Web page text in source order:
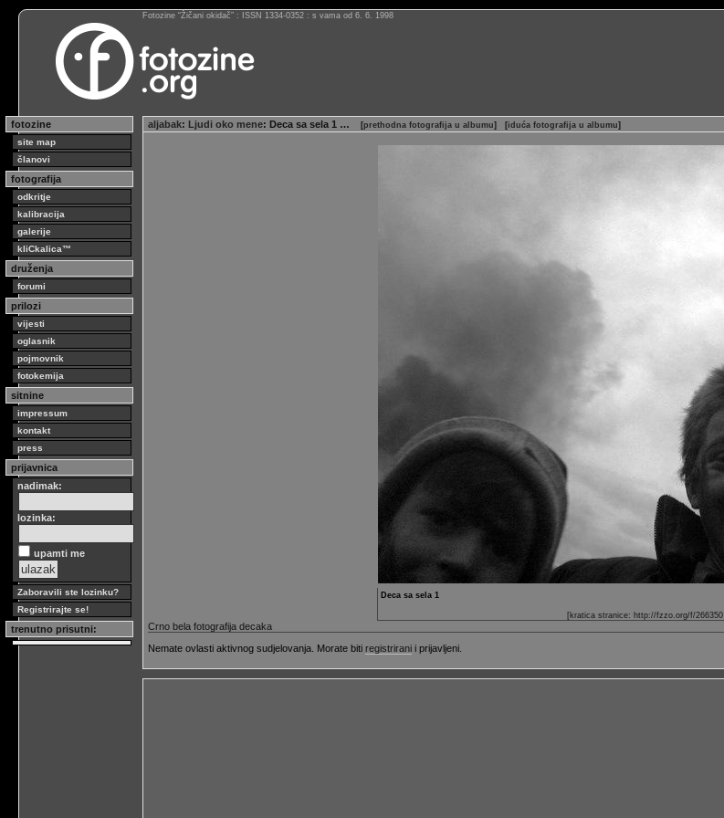
Fotozine “Žičani okidač” : ISSN 1334-0352 : s vama od 6. 6. 1998
fotozine
site map
članovi
fotografija
odkritje
kalibracija
galerije
kliCkalica™
druženja
forumi
prilozi
vijesti
oglasnik
pojmovnik
fotokemija
sitnine
impressum
kontakt
press
prijavnica
nadimak:
lozinka:
upamti me
Zaboravili ste lozinku?
Registrirajte se!
trenutno prisutni:
aljabak: Ljudi oko mene: Deca sa sela 1 … [prethodna fotografija u albumu] [iduća fotografija u albumu]
Deca sa sela 1
[kratica stranice: http://fzzo.org/f/266350
Crno bela fotografija decaka
Nemate ovlasti aktivnog sudjelovanja. Morate biti registrirani i prijavljeni.